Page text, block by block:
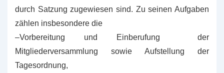
durch Satzung zugewiesen sind. Zu seinen Aufgaben
zählen insbesondere die
–Vorbereitung und Einberufung der
Mitgliederversammlung sowie Aufstellung der
Tagesordnung,